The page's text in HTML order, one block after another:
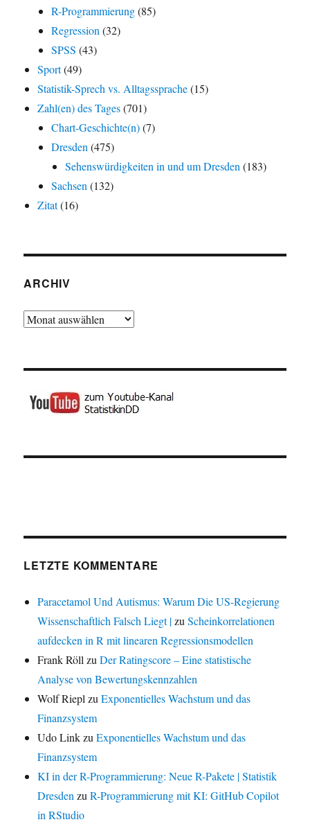
R-Programmierung(85)
Regression (32)
SPSS (43)
Sport(49)
Statistik-Sprech vs. Alltagssprache(15)
Zahl(en) des Tages(701)
Chart-Geschichte(n)(7)
Dresden (475)
Sehenswürdigkeiten in und um Dresden (183)
Sachsen (132)
Zitat(16)
ARCHIV
Archiv
LETZTE KOMMENTARE
Paracetamol Und Autismus: Warum Die US-Regierung
Wissenschaftlich Falsch Liegt |zuScheinkorrelationen
aufdecken in R mit linearen Regressionsmodellen
Frank Röll zuDer Ratingscore – Eine statistische
Analyse von Bewertungskennzahlen
Wolf Riepl zuExponentielles Wachstum und das
Finanzsystem
Udo LinkzuExponentielles Wachstum und das
Finanzsystem
KI in der R-Programmierung: Neue R-Pakete | Statistik
Dresden zuR-Programmierung mit KI: GitHub Copilot
in RStudio